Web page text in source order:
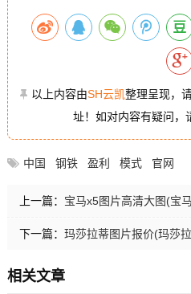
以上内容由SH云凯整理呈现，
址！如对内容有疑问，
中国 钢铁 盈利 模式 官网
上一篇： 宝马x5图片高清大图(宝
下一篇： 玛莎拉蒂图片报价(玛莎
相关文章